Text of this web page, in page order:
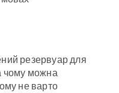
резервуар для
чому можна
не варто